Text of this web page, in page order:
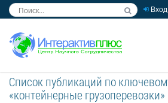
Вход
Список публикаций по
«контейнерные грузоперевозки»